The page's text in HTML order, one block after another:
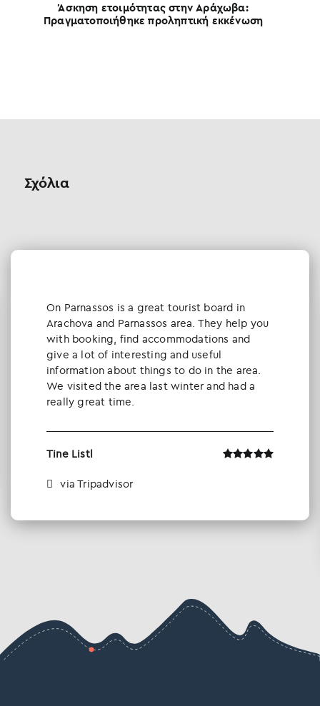
Άσκηση ετοιμότητας στην Αράχωβα:
Πραγματοποιήθηκε προληπτική εκκένωση
Σχόλια
Οn Parnassos is a great tourist board in
Arachova and Parnassos area. They help you
with booking, find accommodations and
give a lot of interesting and useful
information about things to do in the area.
We visited the area last winter and had a
really great time.
Tine Listl
via Tripadvisor